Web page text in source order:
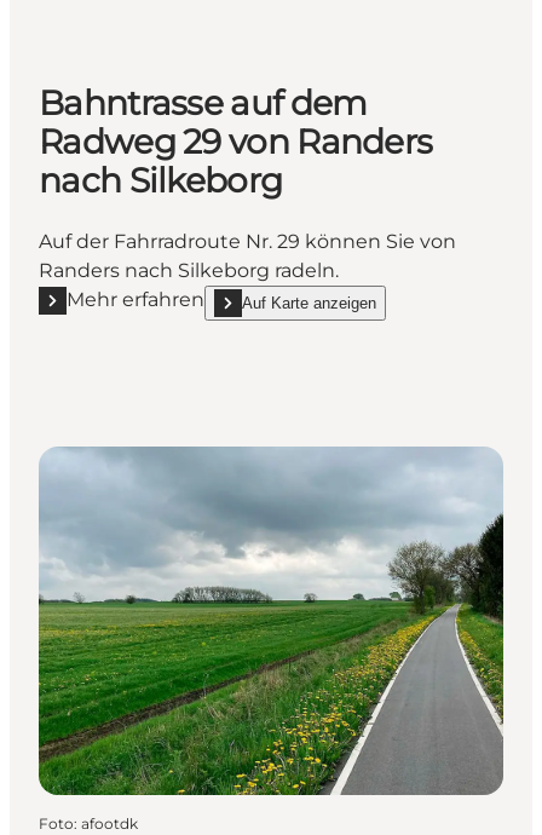
Bahntrasse auf dem
Radweg 29 von Randers
nach Silkeborg
Auf der Fahrradroute Nr. 29 können Sie von
Randers nach Silkeborg radeln.
Mehr erfahren
Mehr erfahren "Bahntrasse auf dem Radweg 29
Auf Karte anzeigen
show Bahntrasse auf dem Radweg 29 von
Foto: afootdk